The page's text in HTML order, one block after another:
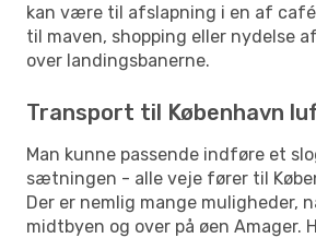
kan være til afslapning i en af
til maven, shopping eller nydelse
over landingsbanerne.
Transport til København
Man kunne passende indføre et
sætningen - alle veje fører til
Der er nemlig mange muligheder,
midtbyen og over på øen Amager.